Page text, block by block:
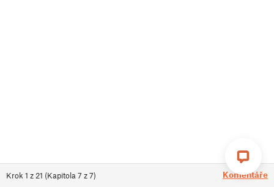
Krok 1 z 21 (Kapitola 7 z7) Komentáře